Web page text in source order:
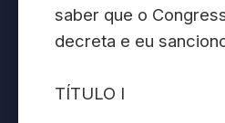
saber que o
decreta e eu
TÍTULO I